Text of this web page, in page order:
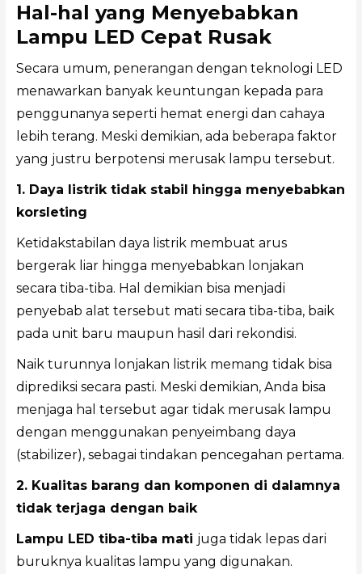
Hal-hal yang Menyebabkan
Lampu LED Cepat Rusak
Secara umum, penerangan dengan teknologi LED
menawarkan banyak keuntungan kepada para
penggunanya seperti hemat energi dan cahaya
lebih terang. Meski demikian, ada beberapa faktor
yang justru berpotensi merusak lampu tersebut.
1. Daya listrik tidak stabil hingga menyebabkan
korsleting
Ketidakstabilan daya listrik membuat arus
bergerak liar hingga menyebabkan lonjakan
secara tiba-tiba. Hal demikian bisa menjadi
penyebab alat tersebut mati secara tiba-tiba, baik
pada unit baru maupun hasil dari rekondisi.
Naik turunnya lonjakan listrik memang tidak bisa
diprediksi secara pasti. Meski demikian, Anda bisa
menjaga hal tersebut agar tidak merusak lampu
dengan menggunakan penyeimbang daya
(stabilizer), sebagai tindakan pencegahan pertama.
2. Kualitas barang dan komponen di dalamnya
tidak terjaga dengan baik
Lampu LED tiba-tiba mati juga tidak lepas dari
buruknya kualitas lampu yang digunakan.